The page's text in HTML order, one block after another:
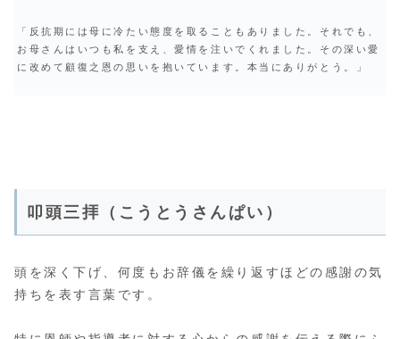
「反抗期には母に冷たい態度を取ることもありました。それでも、
お母さんはいつも私を支え、愛情を注いでくれました。その深い愛
に改めて顧復之恩の思いを抱いています。本当にありがとう。」
叩頭三拝（こうとうさんぱい）
頭を深く下げ、何度もお辞儀を繰り返すほどの感謝の気
持ちを表す言葉です。